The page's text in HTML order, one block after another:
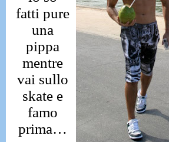
fatti pure
una
pippa
mentre
vai sullo
skate e
famo
prima…